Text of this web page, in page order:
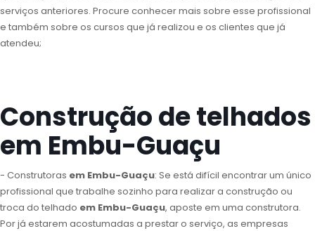
serviços anteriores. Procure conhecer mais sobre esse profissional
e também sobre os cursos que já realizou e os clientes que já
atendeu;
Construção de telhados
em Embu-Guaçu
- Construtoras em Embu-Guaçu: Se está difícil encontrar um único
profissional que trabalhe sozinho para realizar a construção ou
troca do telhado em Embu-Guaçu, aposte em uma construtora.
Por já estarem acostumadas a prestar o serviço, as empresas